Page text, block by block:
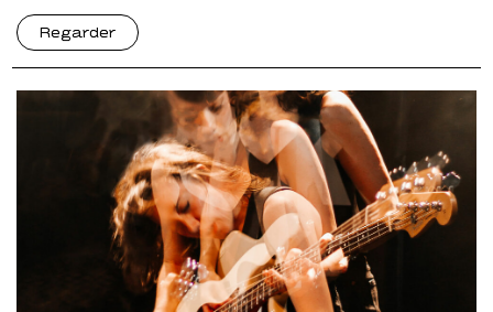
Regarder